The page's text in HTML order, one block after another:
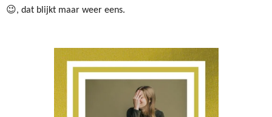
😉, dat blijkt maar weer eens.